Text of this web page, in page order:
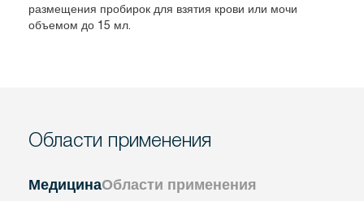
размещения пробирок для взятия крови или мочи
объемом до 15 мл.
Области применения
МедицинаОбласти применения